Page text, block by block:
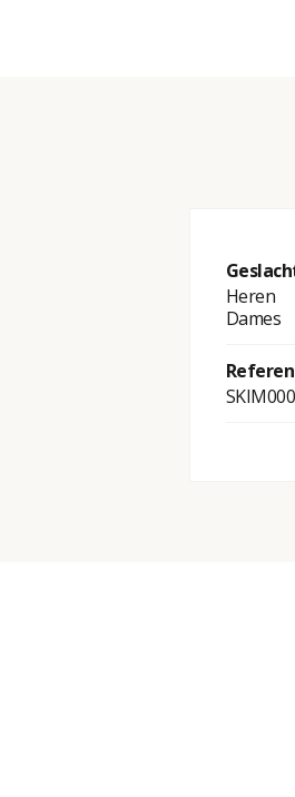
Heren
Dames